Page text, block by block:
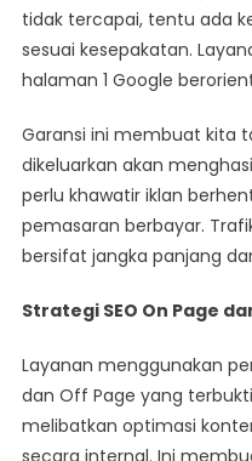
tidak tercapai, tentu ada
sesuai kesepakatan.
halaman 1 Google
Garansi ini membuat kita
dikeluarkan akan
perlu khawatir iklan
pemasaran berbayar.
bersifat jangka panjang
Strategi SEO On Page
Layanan menggunakan
dan Off Page yang
melibatkan optimasi